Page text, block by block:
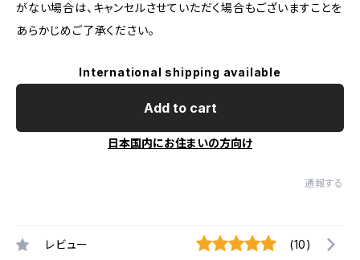
がない場合は、キャンセルさせていただく場合もございますことを
あらかじめご了承ください。
International shipping available
Add to cart
日本国内にお住まいの方向け
通報する
レビュー (10)